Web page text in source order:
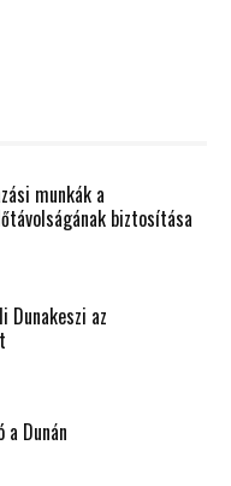
munkák a
biztosítása
Dunakeszi az
Dunán